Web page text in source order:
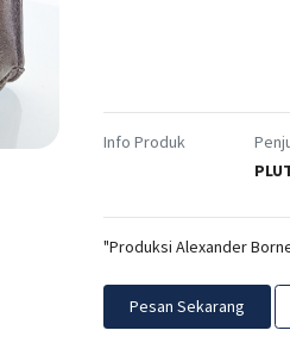
Info Produk
"Produksi Alexander
Pesan Sekarang